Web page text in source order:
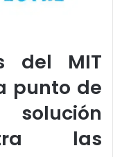
del MIT
punto de
las